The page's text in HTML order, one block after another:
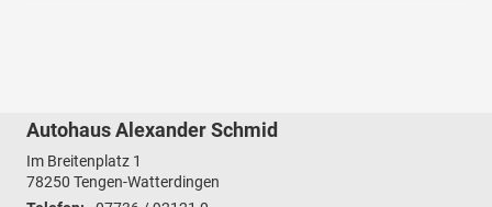
Autohaus Alexander Schmid
Im Breitenplatz 1
78250 Tengen-Watterdingen